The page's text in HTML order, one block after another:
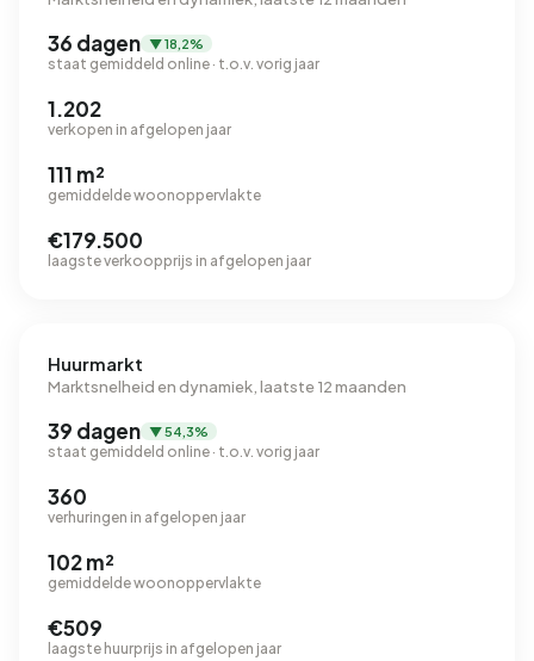
36 dagen ▼ 18,2%
staat gemiddeld online · t.o.v. vorig jaar
1.202
verkopen in afgelopen jaar
111 m²
gemiddelde woonoppervlakte
€179.500
laagste verkoopprijs in afgelopen jaar
Huurmarkt
Marktsnelheid en dynamiek, laatste 12 maanden
39 dagen ▼ 54,3%
staat gemiddeld online · t.o.v. vorig jaar
360
verhuringen in afgelopen jaar
102 m²
gemiddelde woonoppervlakte
€509
laagste huurprijs in afgelopen jaar